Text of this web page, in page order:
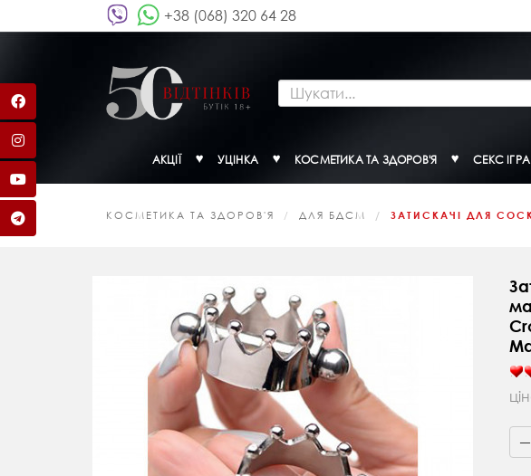
+38 (068) 320 64 28
АКЦІЇ УЦІНКА КОСМЕТИКА ТА ЗДОРОВ'Я СЕКС
КОСМЕТИКА ТА ЗДОРОВ'Я ДЛЯ БДСМ ЗАТИСКАЧІ ДЛЯ
—